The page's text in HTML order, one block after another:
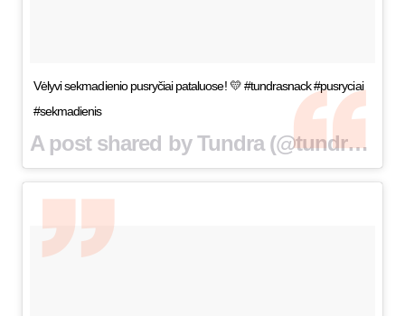
Vėlyvi sekmadienio pusryčiai pataluose! 💛 #tundrasnack #pusryciai
#sekmadienis
A post shared by Tundra (@tundrasnack) on